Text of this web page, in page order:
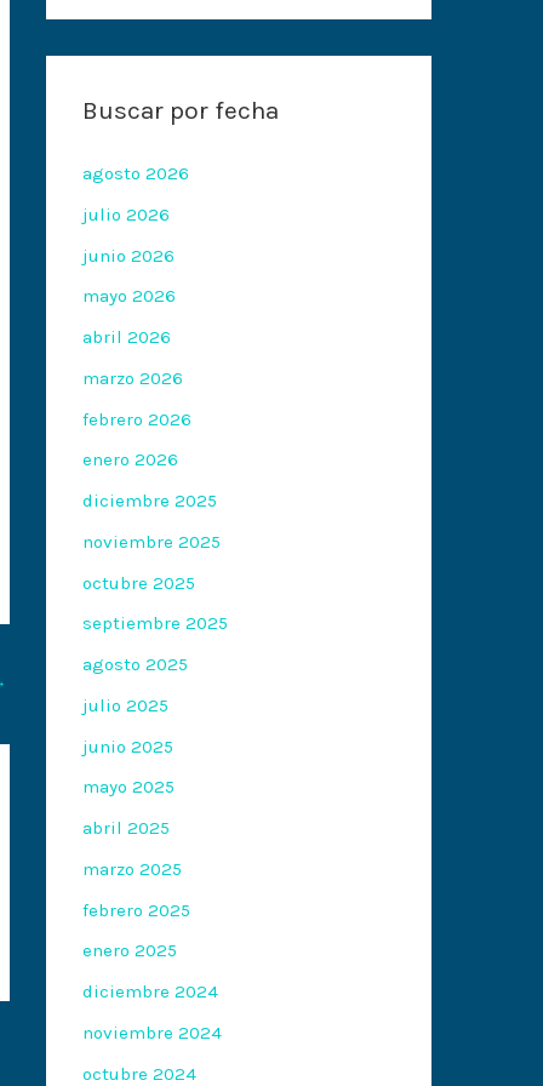
Buscar por fecha
agosto 2026
julio 2026
junio 2026
mayo 2026
abril 2026
marzo 2026
febrero 2026
enero 2026
diciembre 2025
noviembre 2025
octubre 2025
septiembre 2025
agosto 2025
julio 2025
junio 2025
mayo 2025
abril 2025
marzo 2025
febrero 2025
enero 2025
diciembre 2024
noviembre 2024
octubre 2024